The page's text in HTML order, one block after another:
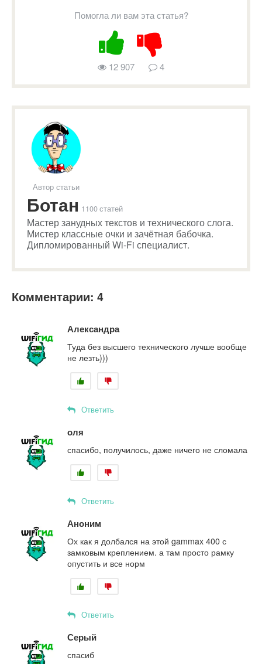
Помогла ли вам эта статья?
12 907 4
Автор статьи
Ботан 1100 статей
Мастер занудных текстов и технического слога.
Мистер классные очки и зачётная бабочка.
Дипломированный Wi-Fi специалист.
Комментарии: 4
Александра
Туда без высшего технического лучше вообще
не лезть)))
Ответить
оля
спасибо, получилось, даже ничего не сломала
Ответить
Аноним
Ох как я долбался на этой gammax 400 с
замковым креплением. а там просто рамку
опустить и все норм
Ответить
Серый
спасиб